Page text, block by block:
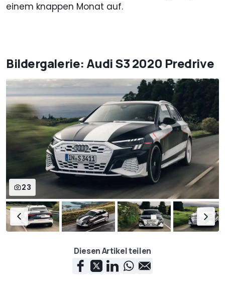
einem knappen Monat auf.
Bildergalerie: Audi S3 2020 Predrive
23
Diesen Artikel teilen